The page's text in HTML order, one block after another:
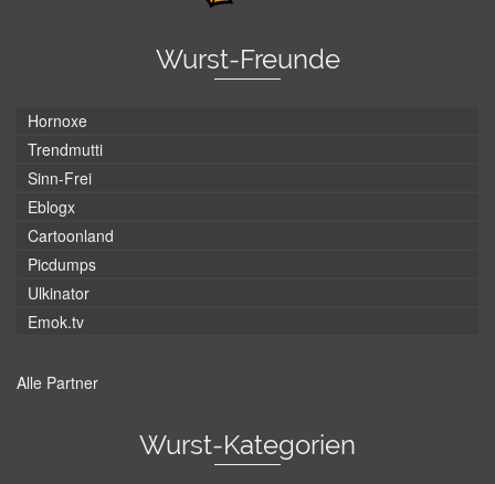
Wurst-Freunde
Hornoxe
Trendmutti
Sinn-Frei
Eblogx
Cartoonland
Picdumps
Ulkinator
Emok.tv
Alle Partner
Wurst-Kategorien